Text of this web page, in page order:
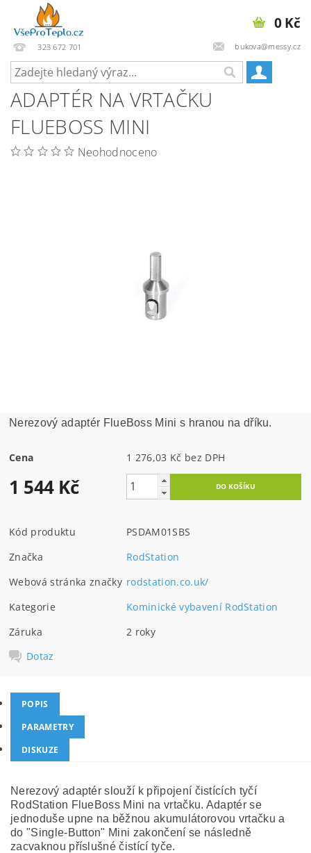
323 672 701 bukova@messy.cz
0 Kč
ADAPTÉR NA VRTAČKU
FLUEBOSS MINI
Neohodnoceno
Nerezový adaptér FlueBoss Mini s hranou na dříku.
Cena 1 276,03 Kč bez DPH
1 544 Kč
Kód produktu
PSDAM01SBS
Značka
RodStation
Webová stránka značky rodstation.co.uk/
Kategorie
Kominické vybavení RodStation
Záruka
2 roky
Dotaz
POPIS
PARAMETRY
DISKUZE
Nerezový adaptér slouží k připojení čistících tyčí
RodStation FlueBoss Mini na vrtačku. Adaptér se
jednoduše upne na běžnou akumulátorovou vrtačku a
do "Single-Button" Mini zakončení se následně
zacvaknou příslušné čistící tyče.